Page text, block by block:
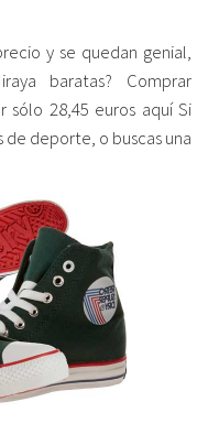
y se quedan genial,
baratas? Comprar
sólo 28,45 euros aquí Si
de deporte, o buscas una